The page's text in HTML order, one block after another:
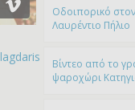
lagdaris
Οδοιπορικό
Λαυρέντιο Πήλιο
Βίντεο από το
ψαροχώρι